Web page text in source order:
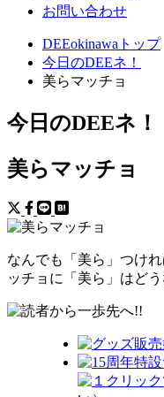
お問い合わせ
DEEokinawaトップ
今日のDEEネ！
美らマッチョ
今日のDEEネ！
美らマッチョ
なんでも「美ら」つけ
ッチョに「美ら」はどう